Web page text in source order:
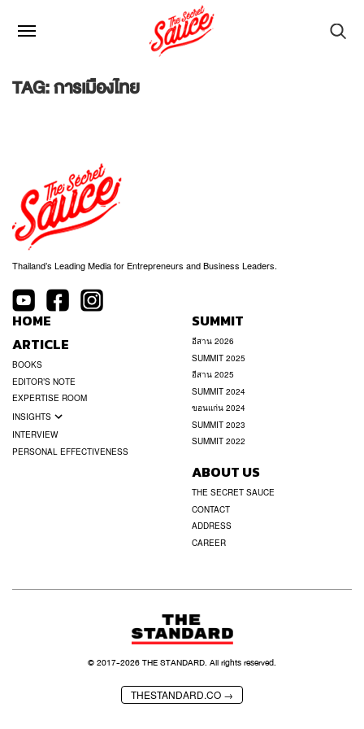
TAG: การเมืองไทย
Thailand’s Leading Media for Entrepreneurs and Business Leaders.
HOME
ARTICLE
BOOKS
EDITOR’S NOTE
EXPERTISE ROOM
INSIGHTS
INTERVIEW
PERSONAL EFFECTIVENESS
SUMMIT
อีสาน 2026
SUMMIT 2025
อีสาน 2025
SUMMIT 2024
ขอนแก่น 2024
SUMMIT 2023
SUMMIT 2022
ABOUT US
THE SECRET SAUCE
CONTACT
ADDRESS
CAREER
THESTANDARD.CO →
© 2017-2026THE STANDARD. All rights reserved.